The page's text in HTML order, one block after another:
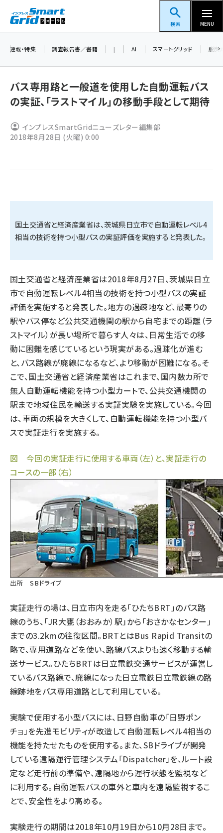
ン
スマートグリッドフォーラム
検索 MENU
新井 (365)
新井宏征 (301)
大串 (226)
aitras (192)
タンデム (154)
連載・特集 調査報告書／書籍 | AI スマートグリッド 脱炭
バス専用路と一般道を使用した自動運転バス
の実証、「ラストマイル」の移動手段として期待
インプレスSmartGridニューズレター編集部
2018年8月28日 (火曜) 0:00
国土交通省と経済産業省は、茨城県日立市で自動運転レベル4
相当の技術を持つ小型バスの実証評価を実施すると発表した。
国土交通省と経済産業省は2018年8月27日、茨城県日立
市で自動運転レベル4相当の技術を持つ小型バスの実証
評価を実施すると発表した。地方の過疎地など、最寄りの
駅やバス停など公共交通機関の駅から自宅までの距離（ラ
ストマイル）が長い場所で暮らす人々は、日常生活での移
動に困難を感じているという現実がある。過疎化が進む
と、バス路線が廃線になるなど、より移動が困難になる。そ
こで、国土交通省と経済産業省はこれまで、国内数カ所で
無人自動運転機能を持つ小型カートで、公共交通機関の
駅まで地域住民を輸送する実証実験を実施している。今回
は、車両の規模を大きくして、自動運転機能を持つ小型バ
スで実証走行を実施する。
図 今回の実証走行に使用する車両（左）と、実証走行の
コースの一部（右）
出所 SBドライブ
実証走行の場は、日立市内を走る「ひたちBRT」のバス路
線のうち、「JR大甕（おおみか）駅」から「おさかなセンター」
までの3.2kmの往復区間。BRTとはBus Rapid Transitの
略で、専用道路などを使い、路線バスよりも速く移動する輸
送サービス。ひたちBRTは日立電鉄交通サービスが運営し
ているバス路線で、廃線になった日立電鉄日立電鉄線の路
線跡地をバス専用道路として利用している。
実験で使用する小型バスには、日野自動車の「日野ポン
チョ」を先進モビリティが改造して自動運転レベル4相当の
機能を持たせたものを使用する。また、SBドライブが開発
している遠隔運行管理システム「Dispatcher」を、ルート設
定など走行前の準備や、遠隔地から運行状態を監視など
に利用する。自動運転バスの車外と車内を遠隔監視するこ
とで、安全性をより高める。
実験走行の期間は2018年10月19日から10月28日まで。